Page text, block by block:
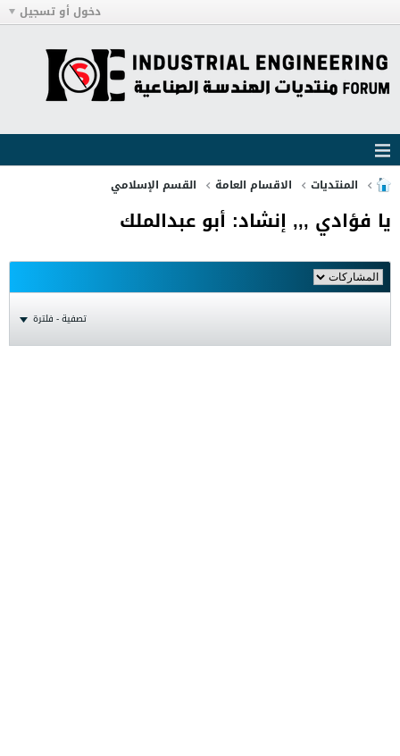
دخول أو تسجيل
المنتديات الاقسام العامة القسم الإسلامي
يا فؤادي ,,, إنشاد: أبو عبدالملك
تصفية - فلترة